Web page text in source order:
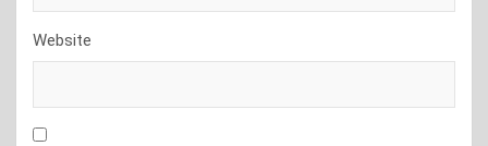
Website